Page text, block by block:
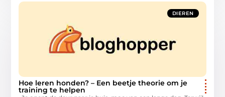
DIEREN
Hoe leren honden? – Een beetje theorie om je
training te helpen